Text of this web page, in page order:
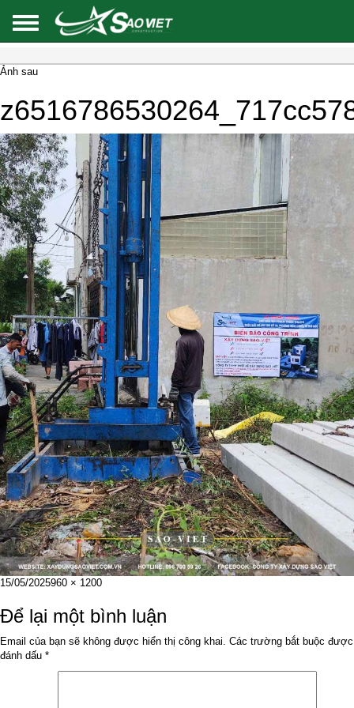
Ảnh sau
Đăng
ngày
15/05/2025Kích
đầy
đủ
960 × 1200
Để lại một bình luận
Email của bạn sẽ không được hiển thị công khai. Các trường bắt buộc được
đánh dấu *